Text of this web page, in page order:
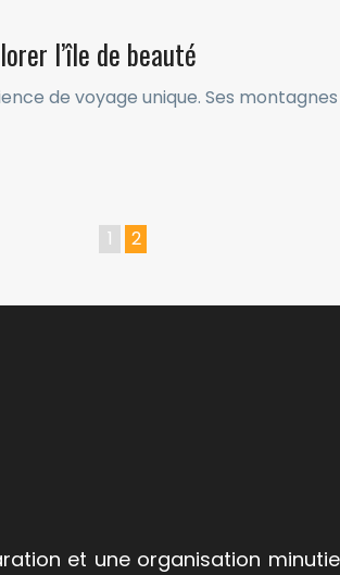
l’île de beauté
de voyage unique. Ses
1 2
et une organisation